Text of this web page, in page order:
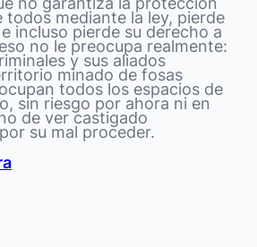
todos mediante la ley, pierde
incluso pierde su derecho a
no le preocupa realmente:
y sus aliados
minado de fosas
todos los espacios de
sin riesgo por ahora ni en
de ver castigado
su mal proceder.